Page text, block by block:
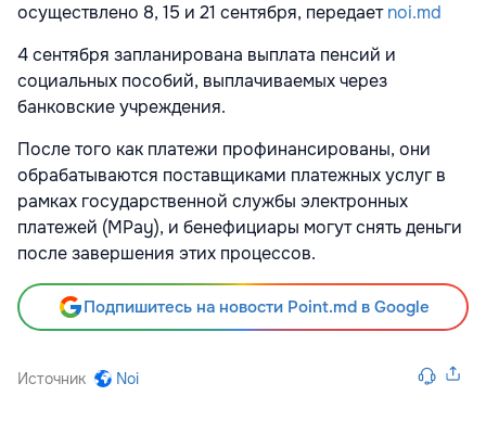
осуществлено 8, 15 и 21 сентября, передаетnoi.md
4 сентября запланирована выплата пенсий и
социальных пособий, выплачиваемых через
банковские учреждения.
После того как платежи профинансированы, они
обрабатываются поставщиками платежных услуг в
рамках государственной службы электронных
платежей (MPay), и бенефициары могут снять деньги
после завершения этих процессов.
Подпишитесь на новости Point.md в Google
Источник Noi